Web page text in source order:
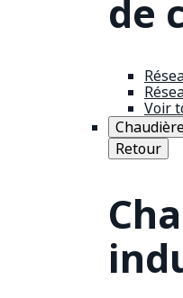
de
Voir
Retour